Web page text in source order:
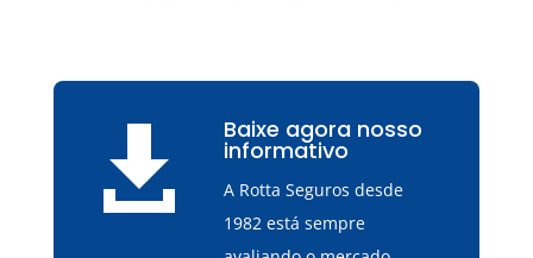
 Baixe agora nosso
informativo
A Rotta Seguros desde
1982 está sempre